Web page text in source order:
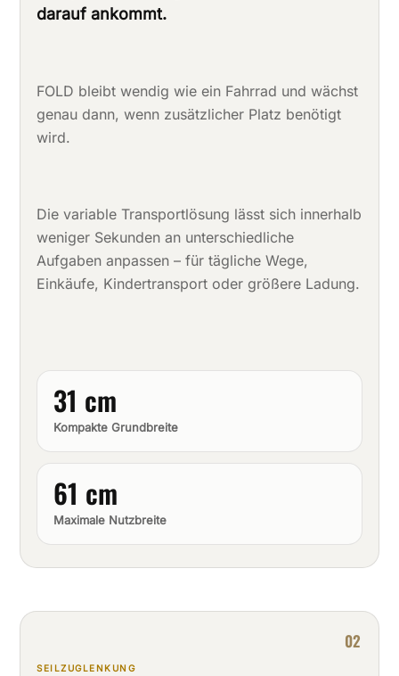
darauf ankommt.
FOLD bleibt wendig wie ein Fahrrad und wächst
genau dann, wenn zusätzlicher Platz benötigt
wird.
Die variable Transportlösung lässt sich innerhalb
weniger Sekunden an unterschiedliche
Aufgaben anpassen – für tägliche Wege,
Einkäufe, Kindertransport oder größere Ladung.
31 cm
Kompakte Grundbreite
61 cm
Maximale Nutzbreite
02
SEILZUGLENKUNG